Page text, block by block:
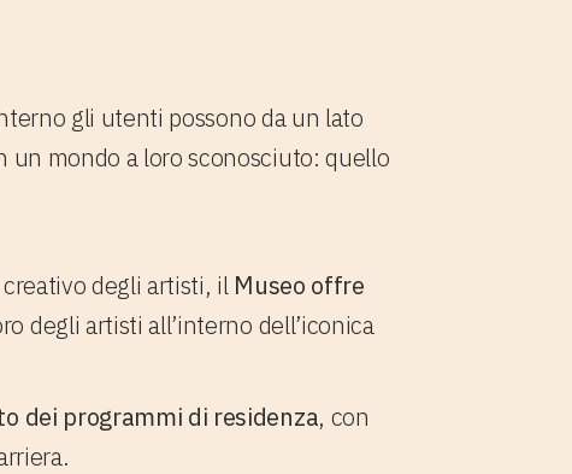
gli utenti possono da un lato
un mondo a loro sconosciuto: quello
degli artisti, ilMuseo offre
degli artisti all’interno dell’iconica
dei programmi di residenza, con